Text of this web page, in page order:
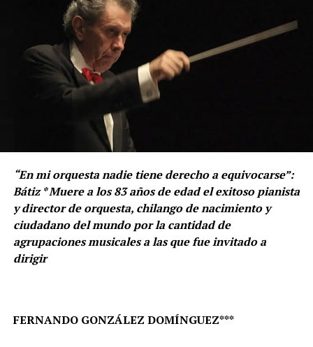
“En mi orquesta nadie tiene derecho a equivocarse”:
Bátiz * Muere a los 83 años de edad el exitoso pianista
y director de orquesta, chilango de nacimiento y
ciudadano del mundo por la cantidad de
agrupaciones musicales a las que fue invitado a
dirigir
FERNANDO GONZÁLEZ DOMÍNGUEZ***